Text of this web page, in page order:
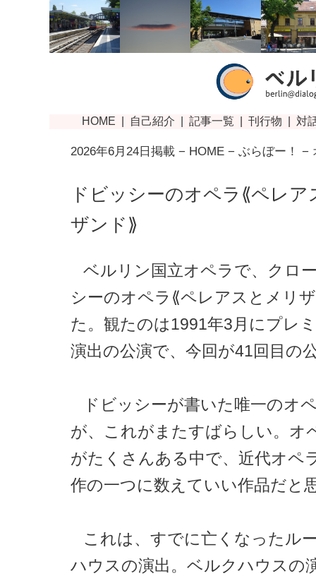
2026年6月24日掲載 − HOME − ぶらぼー！ −
ドビッシーのオペラ⟪ペレア
ザンド⟫
ベルリン国立オペラで、クロ
シーのオペラ⟪ペレアスとメリ
た。観たのは1991年3月にプレ
演出の公演で、今回が41回目の
ドビッシーが書いた唯一のオ
が、これがまたすばらしい。オ
がたくさんある中で、近代オペ
作の一つに数えていい作品だと
これは、すでに亡くなったル
ハウスの演出。ベルクハウスの